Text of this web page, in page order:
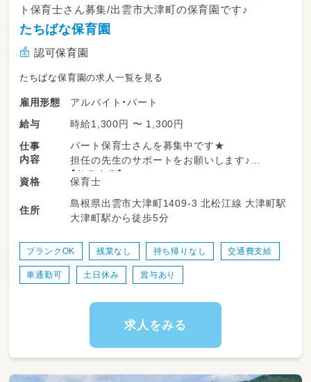
ト保育士さん募集/出雲市大津町の保育園です♪
たちばな保育園
認可保育園
たちばな保育園の求人一覧を見る
雇用形態
アルバイト・パート
給与
時給1,300円 〜 1,300円
仕事
内容
パート保育士さんを募集中です★
担任の先生のサポートをお願いします♪
【仕事内容】
・保育活動
・昼食の準備、食事のサポート
・午睡の対応
・清掃等の諸業務
【勤務時間】
固定時間の勤務です♪
土日祝休み
資格 保育士
住所
島根県出雲市大津町1409-3 北松江線 大津町駅
大津町駅から徒歩5分
ブランクOK 残業なし 持ち帰りなし 交通費支給
車通勤可 土日休み 賞与あり
求人をみる